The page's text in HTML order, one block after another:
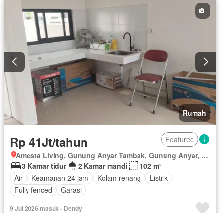
Rumah
Rp 41Jt/tahun
Featured
Amesta Living, Gunung Anyar Tambak, Gunung Anyar, Surabaya, Jawa Timur
3 Kamar tidur
2 Kamar mandi
102 m²
Air
Keamanan 24 jam Kolam renang
Listrik
Fully fenced
Garasi
9 Jul 2026 masuk - Dendy